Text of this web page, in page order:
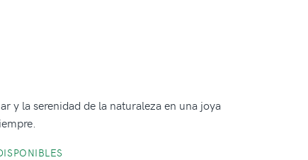
y la serenidad de la naturaleza en una joya